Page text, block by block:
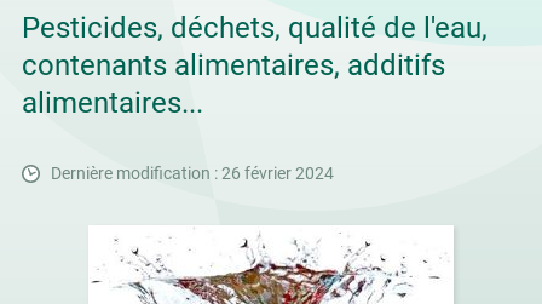
Pesticides, déchets, qualité de l'eau,
contenants alimentaires, additifs
alimentaires...
Dernière modification : 26 février 2024